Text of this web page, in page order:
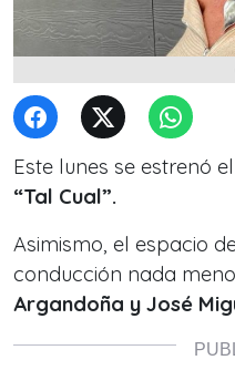
Este lunes se estrenó
“Tal Cual”.
Asimismo, el espacio
conducción nada
Argandoña y José